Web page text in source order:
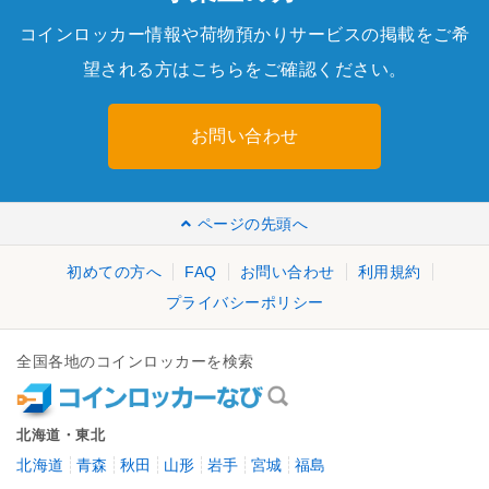
コインロッカー情報や荷物預かりサービスの掲載をご希
望される方はこちらをご確認ください。
お問い合わせ
ページの先頭へ
初めての方へ FAQ お問い合わせ
利用規約
プライバシーポリシー
全国各地のコインロッカーを検索
北海道・東北
北海道 青森 秋田 山形 岩手 宮城 福島